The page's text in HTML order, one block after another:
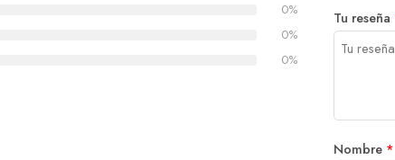
0%
0%
0%
Tu reseña
Nombre *